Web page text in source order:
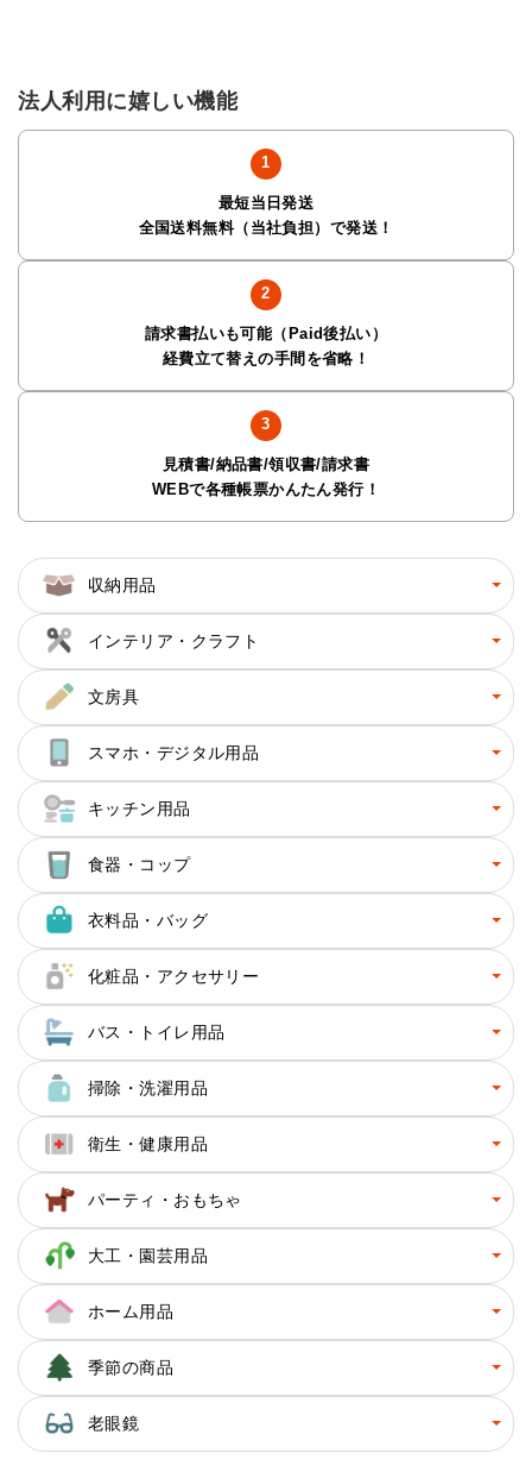
法人利用に嬉しい機能
最短当日発送
全国送料無料（当社負担）で発送！
請求書払いも可能（Paid後払い）
経費立て替えの手間を省略！
見積書/納品書/領収書/請求書
WEBで各種帳票かんたん発行！
収納用品
インテリア・クラフト
文房具
スマホ・デジタル用品
キッチン用品
食器・コップ
衣料品・バッグ
化粧品・アクセサリー
バス・トイレ用品
掃除・洗濯用品
衛生・健康用品
パーティ・おもちゃ
大工・園芸用品
ホーム用品
季節の商品
老眼鏡